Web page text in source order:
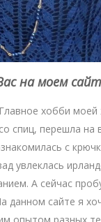
на моем
хобби моей
спиц, перешла на
с
увлеклась
А сейчас
данном сайте я